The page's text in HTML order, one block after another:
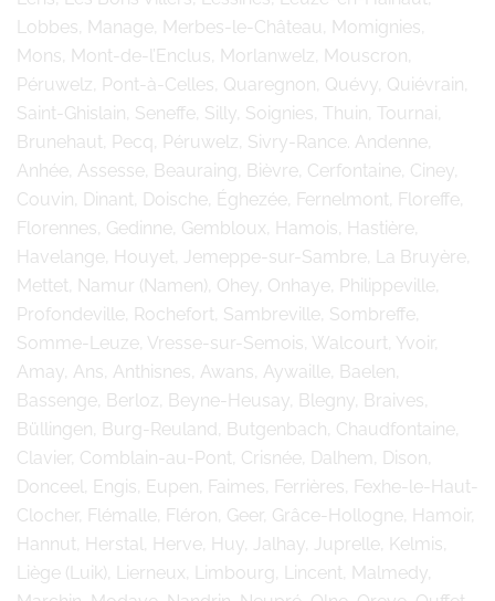
Lobbes, Manage, Merbes-le-Château, Momignies,
Mons, Mont-de-l’Enclus, Morlanwelz, Mouscron,
Péruwelz, Pont-à-Celles, Quaregnon, Quévy, Quiévrain,
Saint-Ghislain, Seneffe, Silly, Soignies, Thuin, Tournai,
Brunehaut, Pecq, Péruwelz, Sivry-Rance. Andenne,
Anhée, Assesse, Beauraing, Bièvre, Cerfontaine, Ciney,
Couvin, Dinant, Doische, Éghezée, Fernelmont, Floreffe,
Florennes, Gedinne, Gembloux, Hamois, Hastière,
Havelange, Houyet, Jemeppe-sur-Sambre, La Bruyère,
Mettet, Namur (Namen), Ohey, Onhaye, Philippeville,
Profondeville, Rochefort, Sambreville, Sombreffe,
Somme-Leuze, Vresse-sur-Semois, Walcourt, Yvoir,
Amay, Ans, Anthisnes, Awans, Aywaille, Baelen,
Bassenge, Berloz, Beyne-Heusay, Blegny, Braives,
Büllingen, Burg-Reuland, Butgenbach, Chaudfontaine,
Clavier, Comblain-au-Pont, Crisnée, Dalhem, Dison,
Donceel, Engis, Eupen, Faimes, Ferrières, Fexhe-le-Haut-
Clocher, Flémalle, Fléron, Geer, Grâce-Hollogne, Hamoir,
Hannut, Herstal, Herve, Huy, Jalhay, Juprelle, Kelmis,
Liège (Luik), Lierneux, Limbourg, Lincent, Malmedy,